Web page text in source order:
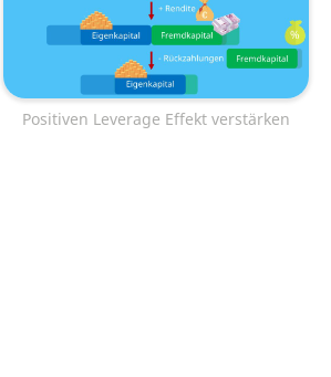
Positiven Leverage Effekt verstärken